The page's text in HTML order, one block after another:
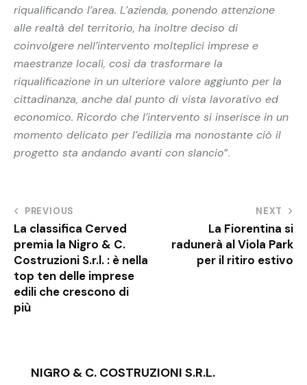
riqualificando l’area. L’azienda, ponendo attenzione
alle realtà del territorio, ha inoltre deciso di
coinvolgere nell’intervento molteplici imprese e
maestranze locali, così da trasformare la
riqualificazione in un ulteriore valore aggiunto per la
cittadinanza, anche dal punto di vista lavorativo ed
economico. Ricordo che l’intervento si inserisce in un
momento delicato per l’edilizia ma nonostante ciò il
progetto sta andando avanti con slancio”.
PREVIOUS
La classifica Cerved
premia la Nigro & C.
Costruzioni S.r.l. : è nella
top ten delle imprese
edili che crescono di
più
NEXT
La Fiorentina si
radunerà al Viola Park
per il ritiro estivo
NIGRO & C. COSTRUZIONI S.R.L.